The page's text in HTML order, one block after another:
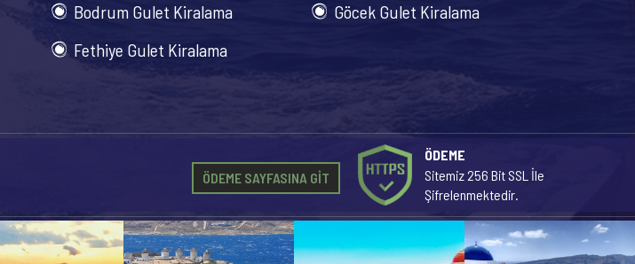
Bodrum Gulet Kiralama
Göcek Gulet Kiralama
Fethiye Gulet Kiralama
ÖDEME
Sitemiz 256 Bit SSL İle
Şifrelenmektedir.
ÖDEME SAYFASINA GİT